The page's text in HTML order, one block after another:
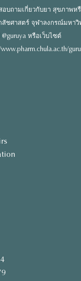
บถามเกี่ยวกับยา สุขภาพห
ชศาสตร์ จุฬาลงกรณ์มหาวิ
หรือเว็บไซต์